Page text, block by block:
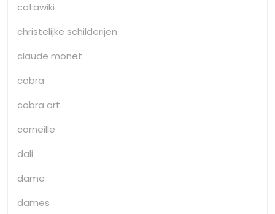
catawiki
christelijke schilderijen
claude monet
cobra
cobra art
corneille
dali
dame
dames